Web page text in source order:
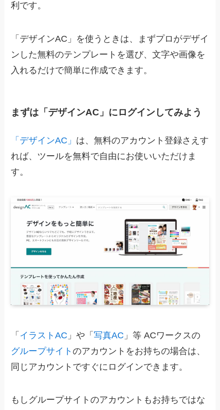
利です。
「デザインAC」を使うときは、まずプロがデザイ
ンした無料のテンプレートを選び、文字や画像を
入れるだけで簡単に作成できます。
まずは「デザインAC」にログインしてみよう
「デザインAC」 は、無料のアカウント登録さえす
れば、ツールを無料で自由にお使いいただけま
す。
「 イラストAC 」や「写真AC 」等 ACワークスの
グループサイトのアカウントをお持ちの場合は、
同じアカウントですぐにログインできます。
もしグループサイトのアカウントもお持ちではな